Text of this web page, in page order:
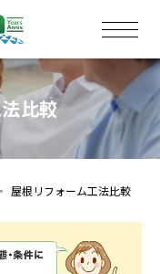
比較
屋根リフォーム工法比較